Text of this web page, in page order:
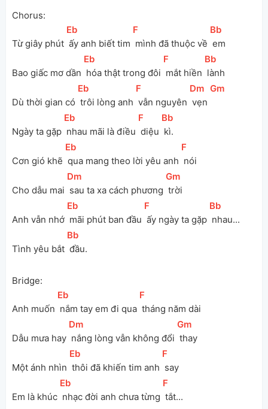
Chorus:
Từ giây phút
[Eb
ấy anh biết tim
[F
mình đã thuộc về
[Bb
em
Bao giấc mơ dần
[Eb
hóa thật trong đôi
[F
mắt hiền
[Bb
lành
Dù thời gian có
[Eb
trôi lòng anh
[F
vẫn nguyên
[Dm
vẹn
[
Gm
Ngày ta gặp
[Eb
nhau mãi là điều
[F
diệu
[Bb
kì.
Cơn gió khẽ
[Eb
qua mang theo lời yêu anh
[F
nói
Cho dẫu mai
[Dm
sau ta xa cách phương
[
Gm
trời
Anh vẫn nhớ
[Eb
mãi phút ban đầu
[F
ấy ngày ta gặp
[Bb
nhau...
Tình yêu bắt
[Bb
đầu.
Bridge:
Anh muốn
[Eb
nắm tay em đi qua
[F
tháng năm dài
Dẫu mưa hay
[Dm
nắng lòng vẫn không đổi
[
Gm
thay
Một ánh nhìn
[Eb
thôi đã khiến tim anh
[F
say
Em là khúc
[Eb
nhạc đời anh chưa từng
[F
tắt...